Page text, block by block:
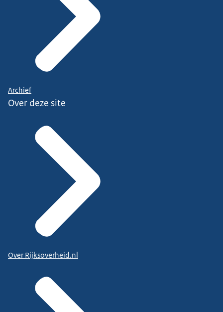
Archief
Over deze site
Over Rijksoverheid.nl